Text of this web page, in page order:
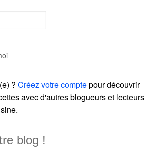
? Créez votre comptepour découvrir
avec d'autres blogueurs et lecteurs
blog !